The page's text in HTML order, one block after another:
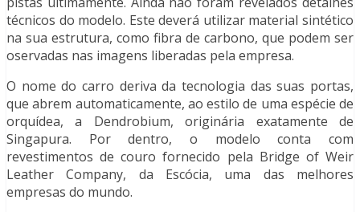
técnicos do modelo. Este deverá utilizar material sintético
na sua estrutura, como fibra de carbono, que podem ser
oservadas nas imagens liberadas pela empresa.
O nome do carro deriva da tecnologia das suas portas,
que abrem automaticamente, ao estilo de uma espécie de
orquídea, a Dendrobium, originária exatamente de
Singapura. Por dentro, o modelo conta com
revestimentos de couro fornecido pela Bridge of Weir
Leather Company, da Escócia, uma das melhores
empresas do mundo.